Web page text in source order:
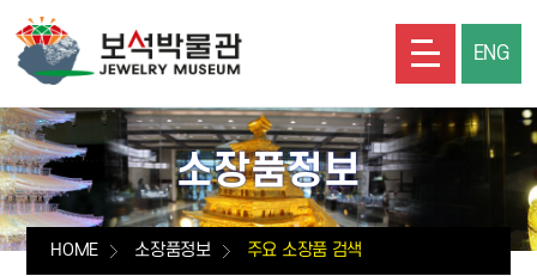
ENG
소장품정보
HOME 소장품정보 주요 소장품 검색